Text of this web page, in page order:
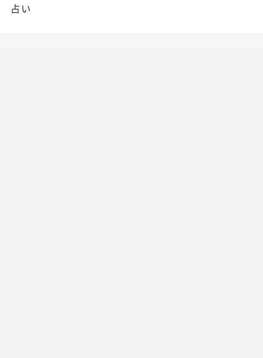
占い